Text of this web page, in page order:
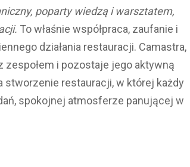
poparty wiedzą i warsztatem,
To właśnie współpraca, zaufanie i
działania restauracji. Camastra,
i pozostaje jego aktywną
stworzenie restauracji, w której każdy
spokojnej atmosferze panującej w